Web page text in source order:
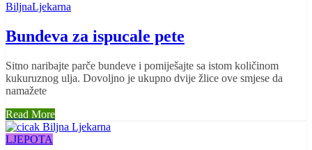
BiljnaLjekarna
Bundeva za ispucale pete
Sitno naribajte parče bundeve i pomiješajte sa istom količinom
kukuruznog ulja. Dovoljno je ukupno dvije žlice ove smjese da
namažete
Read More
LJEPOTA